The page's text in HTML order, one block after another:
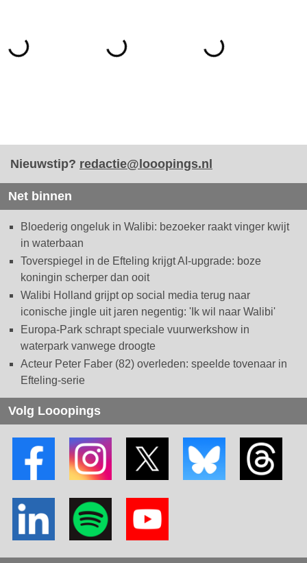
Nieuwstip? redactie@looopings.nl
Net binnen
Bloederig ongeluk in Walibi: bezoeker raakt vinger kwijt
in waterbaan
Toverspiegel in de Efteling krijgt AI-upgrade: boze
koningin scherper dan ooit
Walibi Holland grijpt op social media terug naar
iconische jingle uit jaren negentig: 'Ik wil naar Walibi'
Europa-Park schrapt speciale vuurwerkshow in
waterpark vanwege droogte
Acteur Peter Faber (82) overleden: speelde tovenaar in
Efteling-serie
Volg Looopings